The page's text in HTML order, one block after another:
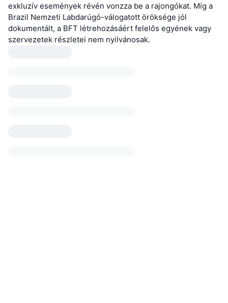
exkluzív események révén vonzza be a rajongókat. Míg a
Brazil Nemzeti Labdarúgó-válogatott öröksége jól
dokumentált, a BFT létrehozásáért felelős egyének vagy
szervezetek részletei nem nyilvánosak.